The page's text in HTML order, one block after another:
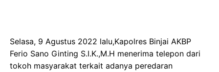
Selasa, 9 Agustus 2022 lalu,Kapolres Binjai AKBP
Ferio Sano Ginting S.I.K.,M.H menerima telepon dari
tokoh masyarakat terkait adanya peredaran